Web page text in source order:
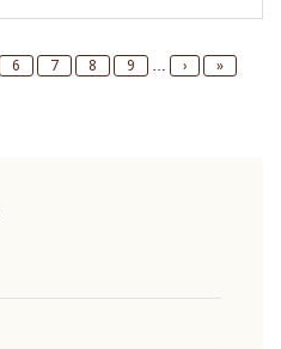
Page
6 Page
7 Page
8 Page
9 …
Next
›
Last
»